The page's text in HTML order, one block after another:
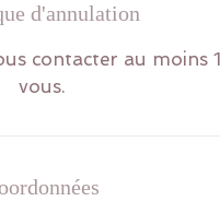
d'annulation
contacter au moins
vous.